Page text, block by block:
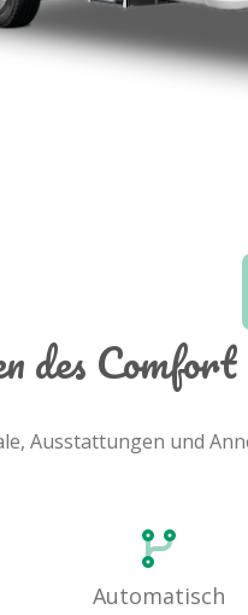
des
Ausstattungen und
Automatisch